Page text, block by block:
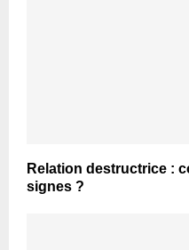
Relation destructrice :
signes ?